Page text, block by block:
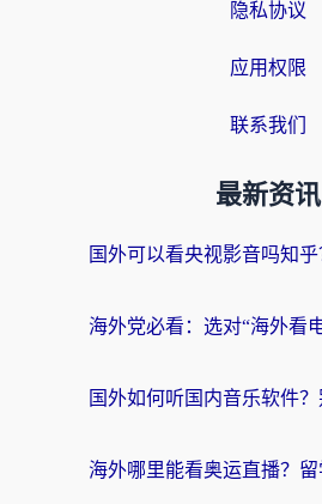
隐私协议
应用权限
联系我们
最新资讯